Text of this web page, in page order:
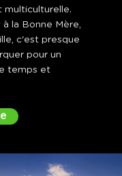
la Bonne Mère,
c'est presque
pour un
temps et